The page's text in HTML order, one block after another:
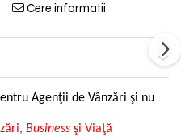
Cere informatii
Agenţii de Vânzări şi nu
Business şi Viaţă